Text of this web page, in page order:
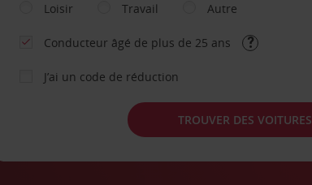
Loisir
Travail Autre
Conducteur âgé de plus de 25 ans
J’ai un code de réduction
TROUVER DES VOITURES